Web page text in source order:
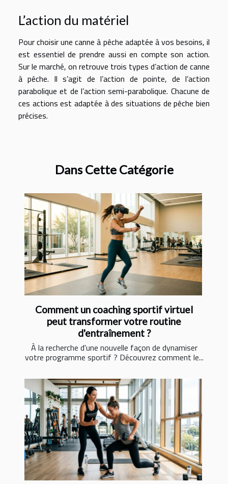
L’action du matériel
Pour choisir une canne à pêche adaptée à vos besoins, il
est essentiel de prendre aussi en compte son action.
Sur le marché, on retrouve trois types d’action de canne
à pêche. Il s’agit de l’action de pointe, de l’action
parabolique et de l’action semi-parabolique. Chacune de
ces actions est adaptée à des situations de pêche bien
précises.
Dans Cette Catégorie
Comment un coaching sportif virtuel
peut transformer votre routine
d'entraînement ?
À la recherche d'une nouvelle façon de dynamiser
votre programme sportif ? Découvrez comment le...